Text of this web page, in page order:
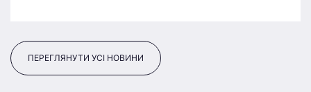
ПЕРЕГЛЯНУТИ УСІ НОВИНИ